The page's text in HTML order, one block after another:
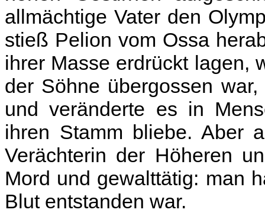
allmächtige Vater den
stieß Pelion vom Ossa
ihrer Masse erdrückt lagen,
der Söhne übergossen
und veränderte es in
ihren Stamm bliebe. Aber
Verächterin der Höheren
Mord und gewalttätig: man
Blut entstanden war.